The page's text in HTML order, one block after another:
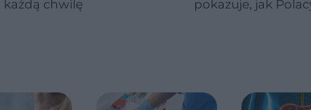
każdą chwilę
pokazuje, jak